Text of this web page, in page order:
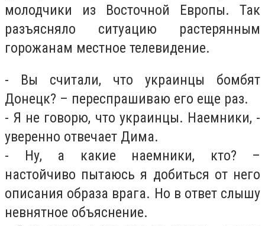
молодчики из Восточной Европы. Так
разъясняло ситуацию растерянным
горожанам местное телевидение.
- Вы считали, что украинцы бомбят
Донецк? – переспрашиваю его еще раз.
- Я не говорю, что украинцы. Наемники, -
уверенно отвечает Дима.
- Ну, а какие наемники, кто? –
настойчиво пытаюсь я добиться от него
описания образа врага. Но в ответ слышу
невнятное объяснение.